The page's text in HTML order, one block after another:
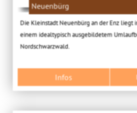
Neuenbürg
Die Kleinstadt Neuenbürg an der Enz liegt
einem idealtypisch ausgebildetem
Nordschwarzwald.
Infos